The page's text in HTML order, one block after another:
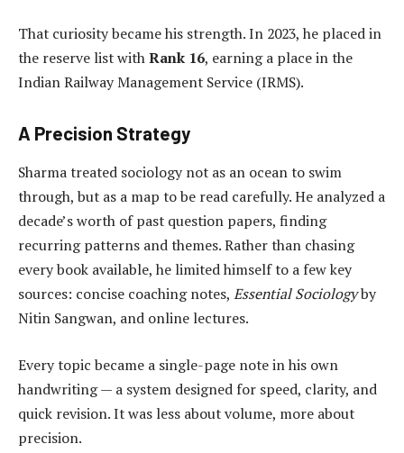
That curiosity became his strength. In 2023, he placed in
the reserve list withRank 16, earning a place in the
Indian Railway Management Service (IRMS).
A Precision Strategy
Sharma treated sociology not as an ocean to swim
through, but as a map to be read carefully. He analyzed a
decade’s worth of past question papers, finding
recurring patterns and themes. Rather than chasing
every book available, he limited himself to a few key
sources: concise coaching notes, Essential Sociologyby
Nitin Sangwan, and online lectures.
Every topic became a single-page note in his own
handwriting — a system designed for speed, clarity, and
quick revision. It was less about volume, more about
precision.